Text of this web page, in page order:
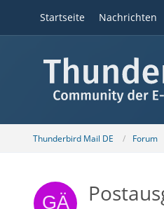
Startseite Nachrichten
Thunderbird Mail DE Forum